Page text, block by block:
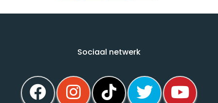
Sociaal netwerk